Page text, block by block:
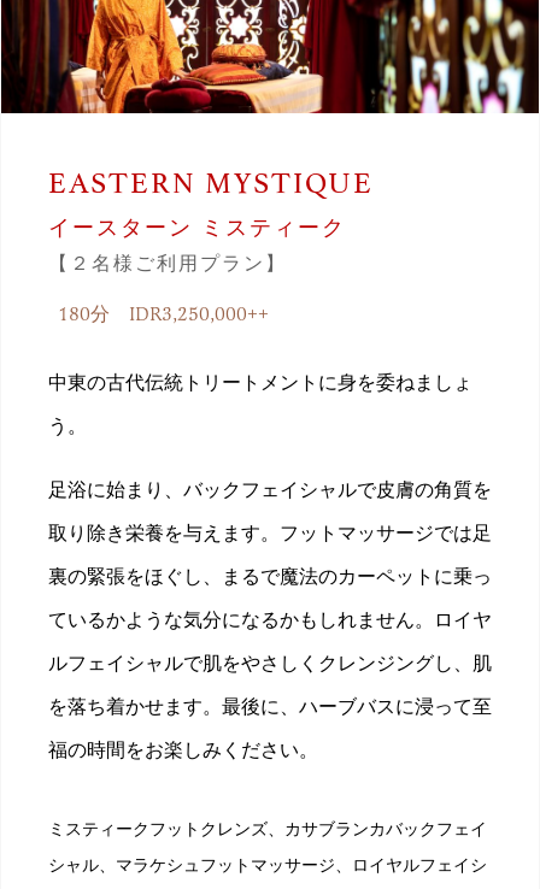
EASTERN MYSTIQUE
イースターン ミスティーク
【２名様ご利用プラン】
180分 IDR3,250,000++
中東の古代伝統トリートメントに身を委ねましょ
う。
足浴に始まり、バックフェイシャルで皮膚の角質を
取り除き栄養を与えます。フットマッサージでは足
裏の緊張をほぐし、まるで魔法のカーペットに乗っ
ているかような気分になるかもしれません。ロイヤ
ルフェイシャルで肌をやさしくクレンジングし、肌
を落ち着かせます。最後に、ハーブバスに浸って至
福の時間をお楽しみください。
ミスティークフットクレンズ、カサブランカバックフェイ
シャル、マラケシュフットマッサージ、ロイヤルフェイシ